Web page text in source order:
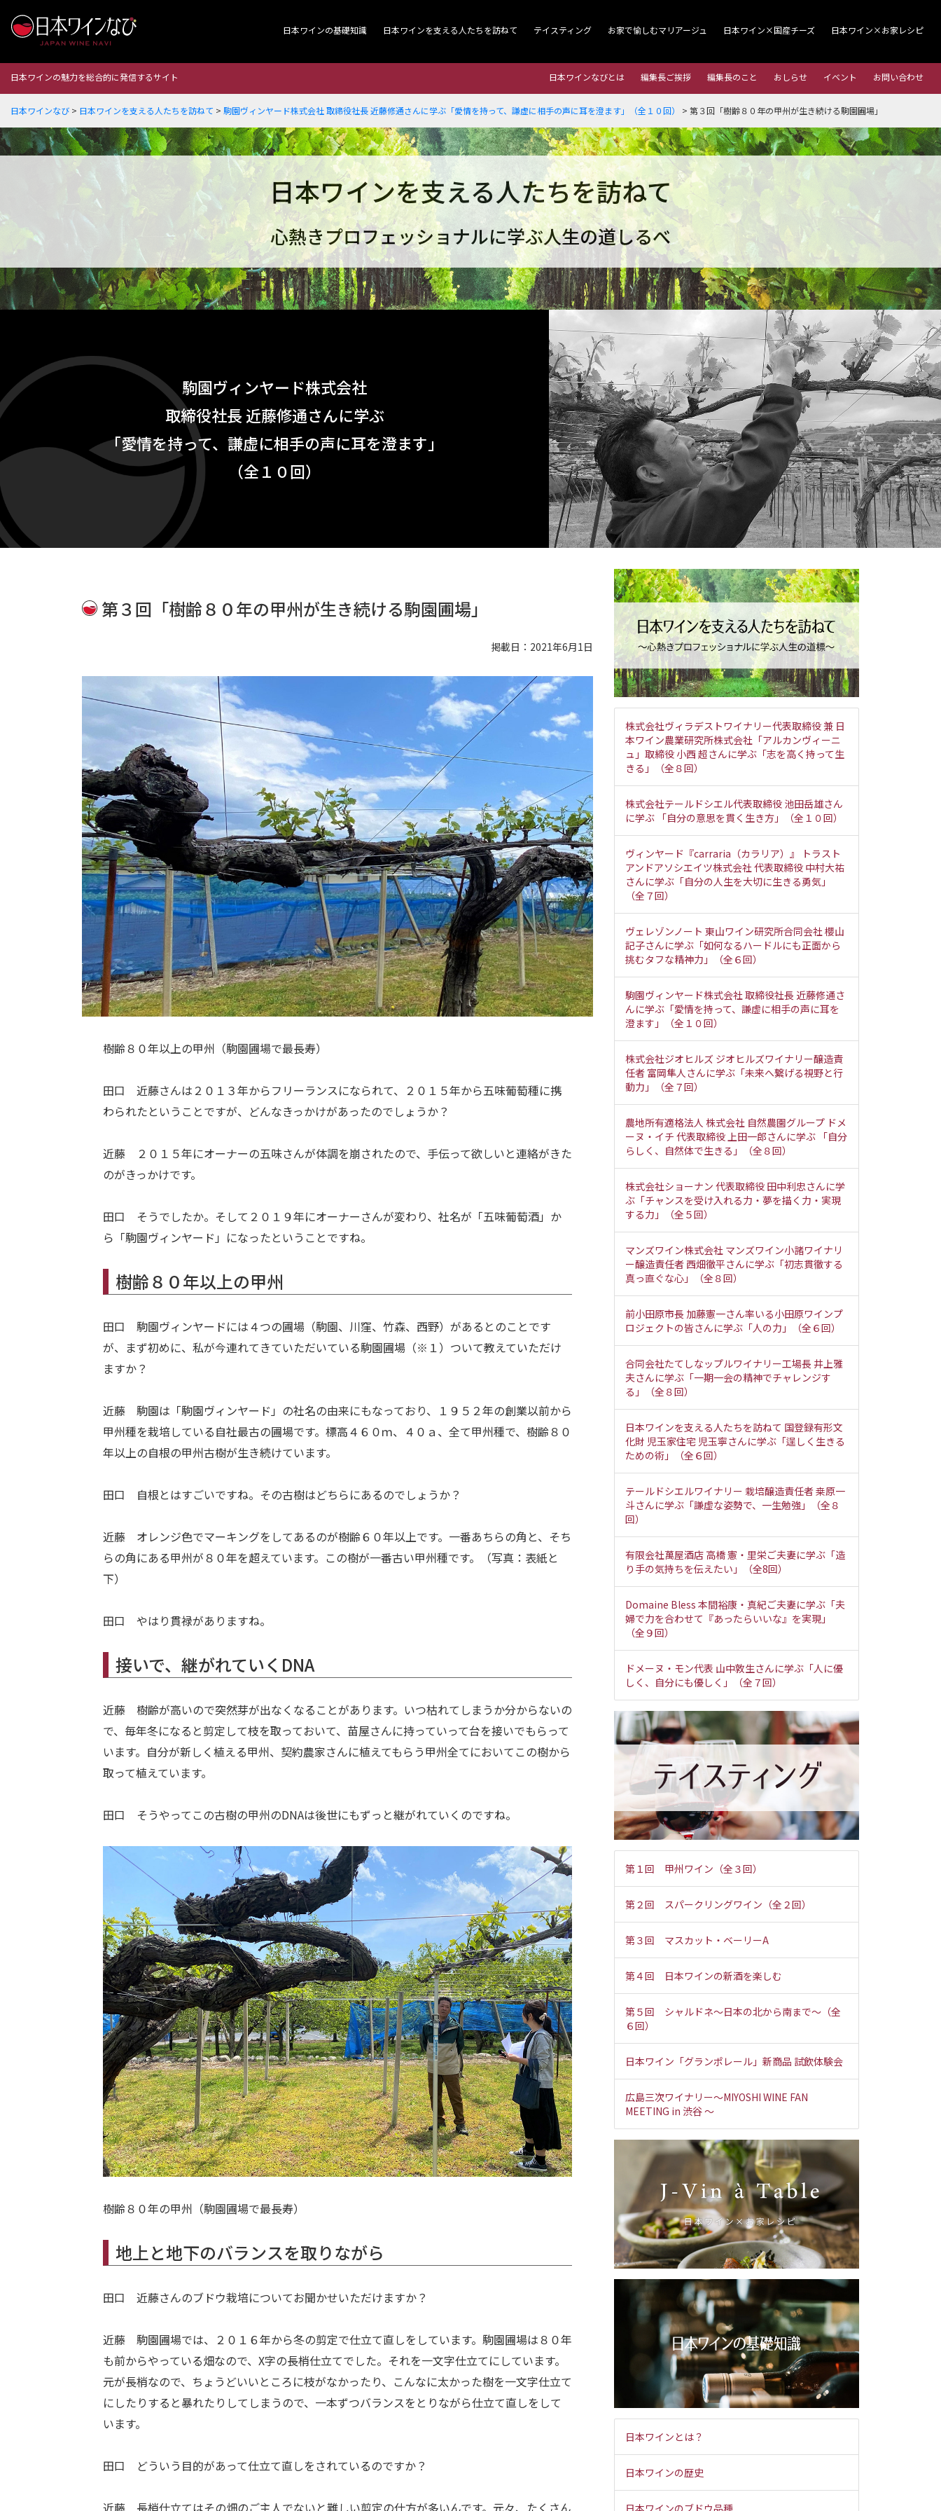
日本ワインの基礎知識 日本ワインを支える人たちを訪ねて テイスティング お家で愉しむマリアージュ 日本ワイン×国産チーズ 日本ワイン×お家レシピ
日本ワインの魅力を総合的に発信するサイト 日本ワインなびとは 編集長ご挨拶 編集長のこと おしらせ イベント お問い合わせ
日本ワインなび > 日本ワインを支える人たちを訪ねて > 駒園ヴィンヤード株式会社 取締役社長 近藤修通さんに学ぶ「愛情を持って、謙虚に相手の声に耳を澄ます」（全１０回） > 第３回「樹齢８０年の甲州が生き続ける駒園圃場」
日本ワインを支える人たちを訪ねて
心熱きプロフェッショナルに学ぶ人生の道しるべ
駒園ヴィンヤード株式会社
取締役社長 近藤修通さんに学ぶ
「愛情を持って、 謙虚に相手の声に耳を澄ます」
（全１０回）
第３回「樹齢８０年の甲州が生き続ける駒園圃場」
掲載日：2021年6月1日
樹齢８０年以上の甲州（駒園圃場で最長寿）
田口 近藤さんは２０１３年からフリーランスになられて、２０１５年から五味葡萄種に携
わられたということですが、どんなきっかけがあったのでしょうか？
近藤 ２０１５年にオーナーの五味さんが体調を崩されたので、手伝って欲しいと連絡がきた
のがきっかけです。
田口 そうでしたか。そして２０１９年にオーナーさんが変わり、社名が「五味葡萄酒」か
ら「駒園ヴィンヤード」になったということですね。
樹齢８０年以上の甲州
田口 駒園ヴィンヤードには４つの圃場（駒園、川窪、竹森、西野）があるとのことです
が、まず初めに、私が今連れてきていただいている駒園圃場（※１）ついて教えていただけ
ますか？
近藤 駒園は「駒園ヴィンヤード」の社名の由来にもなっており、１９５２年の創業以前から
甲州種を栽培している自社最古の圃場です。標高４６０ｍ、４０ａ、全て甲州種で、樹齢８０
年以上の自根の甲州古樹が生き続けています。
田口 自根とはすごいですね。その古樹はどちらにあるのでしょうか？
近藤 オレンジ色でマーキングをしてあるのが樹齢６０年以上です。一番あちらの角と、そち
らの角にある甲州が８０年を超えています。この樹が一番古い甲州種です。（写真：表紙と
下）
田口 やはり貫禄がありますね。
接いで、継がれていくDNA
近藤 樹齢が高いので突然芽が出なくなることがあります。いつ枯れてしまうか分からないの
で、毎年冬になると剪定して枝を取っておいて、苗屋さんに持っていって台を接いでもらって
います。自分が新しく植える甲州、契約農家さんに植えてもらう甲州全てにおいてこの樹から
取って植えています。
田口 そうやってこの古樹の甲州のDNAは後世にもずっと継がれていくのですね。
樹齢８０年の甲州（駒園圃場で最長寿）
地上と地下のバランスを取りながら
田口 近藤さんのブドウ栽培についてお聞かせいただけますか？
近藤 駒園圃場では、２０１６年から冬の剪定で仕立て直しをしています。駒園圃場は８０年
も前からやっている畑なので、X字の長梢仕立てでした。それを一文字仕立てにしています。
元が長梢なので、ちょうどいいところに枝がなかったり、こんなに太かった樹を一文字仕立て
にしたりすると暴れたりしてしまうので、一本ずつバランスをとりながら仕立て直しをして
います。
田口 どういう目的があって仕立て直しをされているのですか？
近藤 長梢仕立てはその畑のご主人でないと難しい剪定の仕方が多いんです。元々、たくさん
株式会社ヴィラデストワイナリー代表取締役 兼 日
本ワイン農業研究所株式会社「アルカンヴィーニ
ュ」取締役 小西 超さんに学ぶ「志を高く持って生
きる」（全８回）
株式会社テールドシエル代表取締役 池田岳雄さん
に学ぶ 「自分の意思を貫く生き方」（全１０回）
ヴィンヤード『carraria（カラリア）』 トラスト
アンドアソシエイツ株式会社 代表取締役 中村大祐
さんに学ぶ「自分の人生を大切に生きる勇気」
（全７回）
ヴェレゾンノート 東山ワイン研究所合同会社 櫻山
記子さんに学ぶ「如何なるハードルにも正面から
挑むタフな精神力」（全６回）
駒園ヴィンヤード株式会社 取締役社長 近藤修通さ
んに学ぶ「愛情を持って、謙虚に相手の声に耳を
澄ます」（全１０回）
株式会社ジオヒルズ ジオヒルズワイナリー醸造責
任者 富岡隼人さんに学ぶ「未来へ繋げる視野と行
動力」（全７回）
農地所有適格法人 株式会社 自然農園グループ ドメ
ーヌ・イチ 代表取締役 上田一郎さんに学ぶ 「自分
らしく、自然体で生きる」（全８回）
株式会社ショーナン 代表取締役 田中利忠さんに学
ぶ「チャンスを受け入れる力・夢を描く力・実現
する力」（全５回）
マンズワイン株式会社 マンズワイン小諸ワイナリ
ー醸造責任者 西畑徹平さんに学ぶ「初志貫徹する
真っ直ぐな心」（全８回）
前小田原市長 加藤憲一さん率いる小田原ワインプ
ロジェクトの皆さんに学ぶ「人の力」（全６回）
合同会社たてしなップルワイナリー工場長 井上雅
夫さんに学ぶ「一期一会の精神でチャレンジす
る」（全８回）
日本ワインを支える人たちを訪ねて 国登録有形文
化財 児玉家住宅 児玉寧さんに学ぶ「逞しく生きる
ための術」（全６回）
テールドシエルワイナリー 栽培醸造責任者 桒原一
斗さんに学ぶ「謙虚な姿勢で、一生勉強」（全８
回）
有限会社萬屋酒店 高橋 憲・里栄ご夫妻に学ぶ「造
り手の気持ちを伝えたい」（全8回）
Domaine Bless 本間裕康・真紀ご夫妻に学ぶ「夫
婦で力を合わせて『あったらいいな』を実現」
（全９回）
ドメーヌ・モン代表 山中敦生さんに学ぶ「人に優
しく、自分にも優しく」（全７回）
第１回 甲州ワイン（全３回）
第２回 スパークリングワイン（全２回）
第３回 マスカット・ベーリーA
第４回 日本ワインの新酒を楽しむ
第５回 シャルドネ～日本の北から南まで～（全
６回）
日本ワイン「グランポレール」新商品 試飲体験会
広島三次ワイナリー～MIYOSHI WINE FAN
MEETING in 渋谷 ～
日本ワインとは？
日本ワインの歴史
日本ワインのブドウ品種